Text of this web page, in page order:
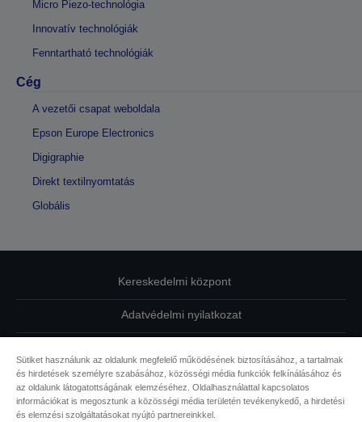
Micro Piezo-technológia
Innovatív technológiák
Fenntartható technológiák
Cég
A vezetői csapat weboldala
Epson Europe Electronics
Digigraphie
Direkt textilnyomtatás
Globális
Kereskedelmi központ
Adatvédelmi nyilatkozat
Kapcsolatfelvétel
Sütikkel kapcsolatos információk
Sütiket használunk az oldalunk megfelelő működésének biztosításához, a tartalmak
és hirdetések személyre szabásához, közösségi média funkciók felkínálásához és
az oldalunk látogatottságának elemzéséhez. Oldalhasználattal kapcsolatos
információkat is megosztunk a közösségi média területén tevékenykedő, a hirdetési
és elemzési szolgáltatásokat nyújtó partnereinkkel.